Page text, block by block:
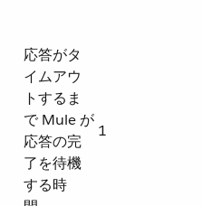
応答がタ
イムアウ
トするま
で Mule が
応答の完
了を待機
する時
1